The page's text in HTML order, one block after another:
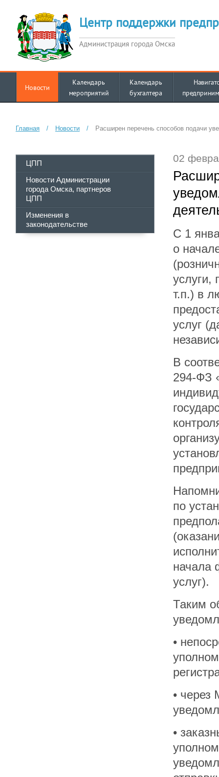
Центр поддержки
Администрация города Омска
Новости
Календарь
мероприятий
Календарь
бухгалтера
Главная / Новости / Расширен перечень способов подачи
ЦПП
Новости Администрации
города Омска, партнеров
ЦПП
Изменения в
законодательстве
02
С 1
о
услуги,
т.п.) в
услуг
В
294-ФЗ
по
начала
услуг).
Таким
•
• через
•